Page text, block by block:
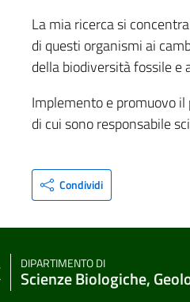
La mia ricerca si
di questi organismi ai
della biodiversità fossile e
Implemento e promuovo
di cui sono responsabile
Condividi
DIPARTIMENTO DI
Scienze Biologiche,